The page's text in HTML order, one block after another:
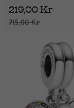
715,00 Kr
219,00 Kr